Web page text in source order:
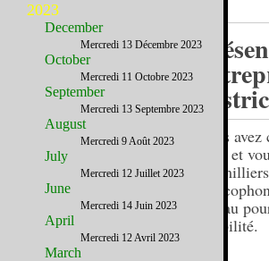
Vous
Unis et
les
réseau
visibilité.
2023
December
Mercredi 13 Décembre 2023
October
Mercredi 11 Octobre 2023
September
Mercredi 13 Septembre 2023
August
Mercredi 9 Août 2023
July
Mercredi 12 Juillet 2023
June
Mercredi 14 Juin 2023
April
Mercredi 12 Avril 2023
March